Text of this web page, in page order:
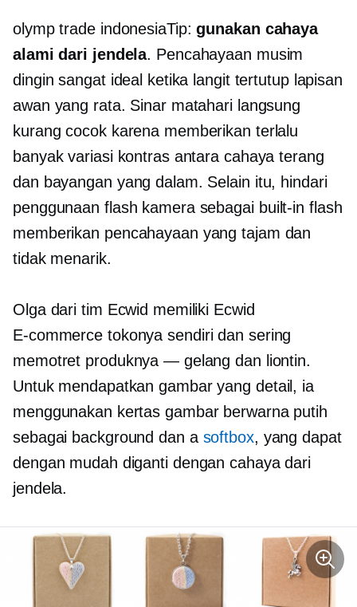
olymp trade indonesiaTip:gunakan cahaya
alami dari jendela. Pencahayaan musim
dingin sangat ideal ketika langit tertutup lapisan
awan yang rata. Sinar matahari langsung
kurang cocok karena memberikan terlalu
banyak variasi kontras antara cahaya terang
dan bayangan yang dalam. Selain itu, hindari
penggunaan flash kamera sebagai built-in flash
memberikan pencahayaan yang tajam dan
tidak menarik.
Olga dari tim Ecwid memiliki Ecwid
E-commerce tokonya sendiri dan sering
memotret produknya — gelang dan liontin.
Untuk mendapatkan gambar yang detail, ia
menggunakan kertas gambar berwarna putih
sebagai background dan a softbox, yang dapat
dengan mudah diganti dengan cahaya dari
jendela.